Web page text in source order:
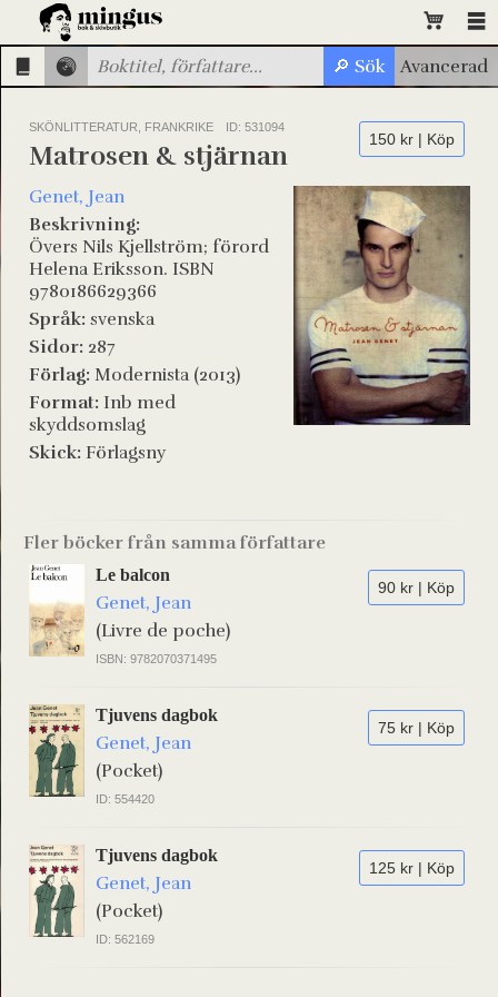
SKÖNLITTERATUR, FRANKRIKE ID: 531094
150 kr | Köp
Matrosen & stjärnan
Genet, Jean
Beskrivning:
Övers Nils Kjellström; förord
Helena Eriksson. ISBN
9780186629366
Språk: svenska
Sidor: 287
Förlag: Modernista (2013)
Format: Inb med
skyddsomslag
Skick: Förlagsny
Fler böcker från samma författare
90 kr | Köp
Le balcon
Genet, Jean
(Livre de poche)
ISBN: 9782070371495
75 kr | Köp
Tjuvens dagbok
Genet, Jean
(Pocket)
ID: 554420
125 kr | Köp
Tjuvens dagbok
Genet, Jean
(Pocket)
ID: 562169